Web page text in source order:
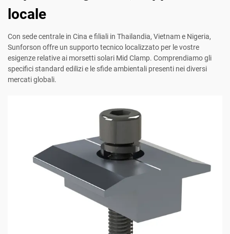
locale
Con sede centrale in Cina e filiali in Thailandia, Vietnam e Nigeria,
Sunforson offre un supporto tecnico localizzato per le vostre
esigenze relative ai morsetti solari Mid Clamp. Comprendiamo gli
specifici standard edilizi e le sfide ambientali presenti nei diversi
mercati globali.